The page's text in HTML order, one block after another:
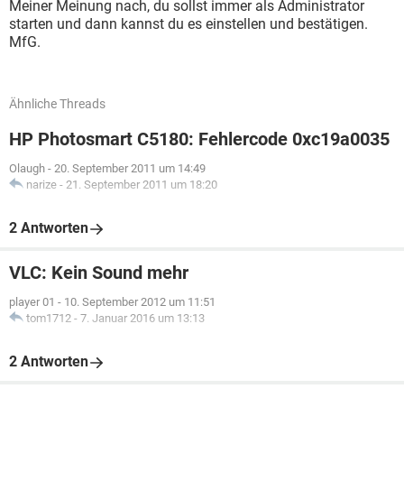
Meiner Meinung nach, du sollst immer als Administrator
starten und dann kannst du es einstellen und bestätigen.
MfG.
Ähnliche Threads
HP Photosmart C5180: Fehlercode 0xc19a0035
Olaugh - 20. September 2011 um 14:49
narize - 21. September 2011 um 18:20
2 Antworten
VLC: Kein Sound mehr
player 01 - 10. September 2012 um 11:51
tom1712 - 7. Januar 2016 um 13:13
2 Antworten